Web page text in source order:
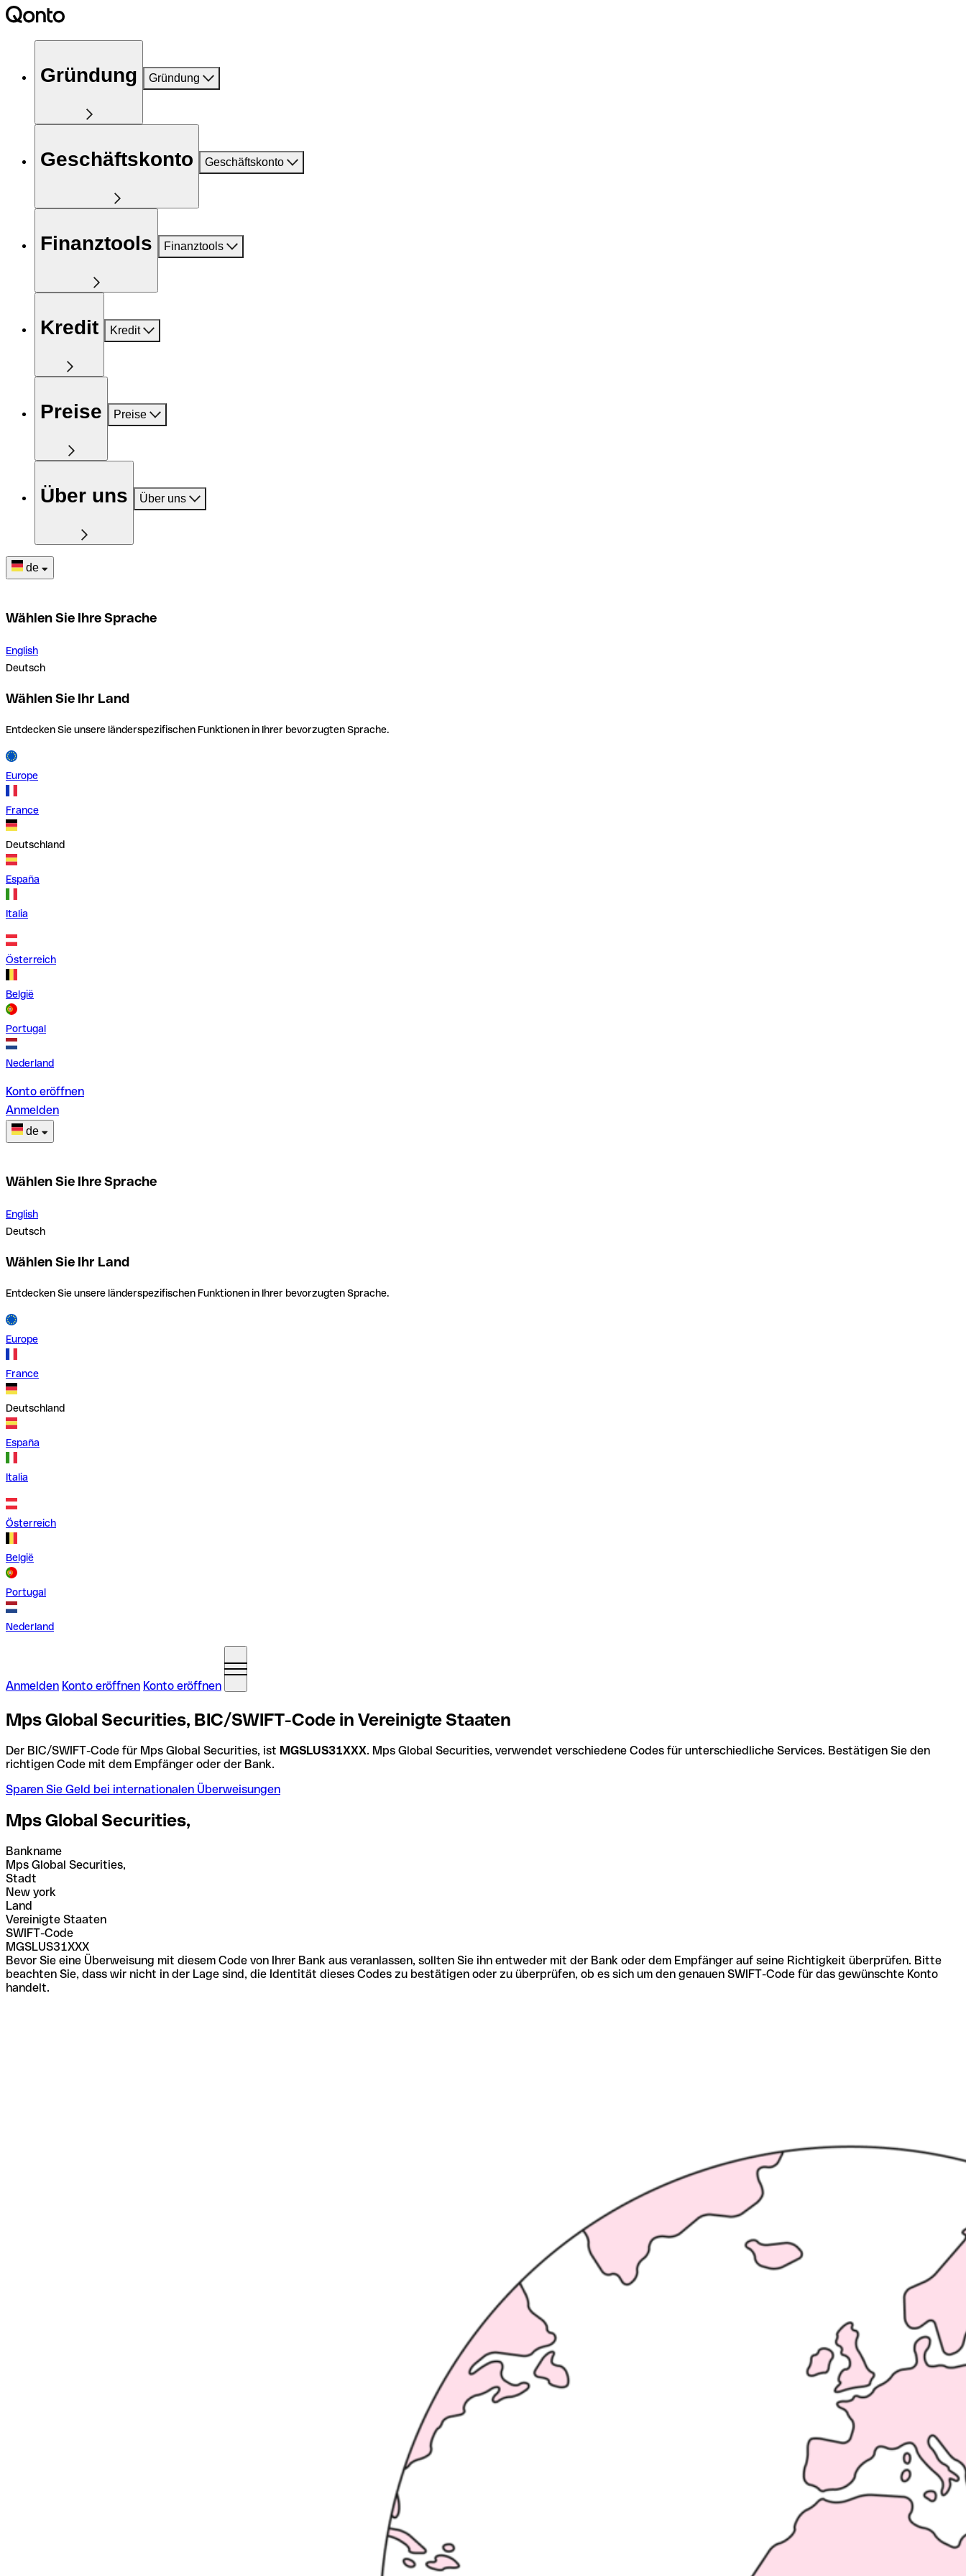
Gründung Gründung
Geschäftskonto Geschäftskonto
Finanztools Finanztools
Kredit Kredit
Preise Preise
Über uns Über uns
de
Wählen Sie Ihre Sprache
English
Deutsch
Wählen Sie Ihr Land
Entdecken Sie unsere länderspezifischen Funktionen in Ihrer bevorzugten Sprache.
Europe
France
Deutschland
España
Italia
Österreich
België
Portugal
Nederland
Konto eröffnen
Anmelden
de
Wählen Sie Ihre Sprache
English
Deutsch
Wählen Sie Ihr Land
Entdecken Sie unsere länderspezifischen Funktionen in Ihrer bevorzugten Sprache.
Europe
France
Deutschland
España
Italia
Österreich
België
Portugal
Nederland
Anmelden Konto eröffnen Konto eröffnen
Mps Global Securities, BIC/SWIFT-Code in Vereinigte Staaten
Der BIC/SWIFT-Code für Mps Global Securities, ist MGSLUS31XXX. Mps Global Securities, verwendet verschiedene Codes für unterschiedliche Services. Bestätigen Sie den
richtigen Code mit dem Empfänger oder der Bank.
Sparen Sie Geld bei internationalen Überweisungen
Mps Global Securities,
Bankname
Mps Global Securities,
Stadt
New york
Land
Vereinigte Staaten
SWIFT-Code
MGSLUS31XXX
Bevor Sie eine Überweisung mit diesem Code von Ihrer Bank aus veranlassen, sollten Sie ihn entweder mit der Bank oder dem Empfänger auf seine Richtigkeit überprüfen. Bitte
beachten Sie, dass wir nicht in der Lage sind, die Identität dieses Codes zu bestätigen oder zu überprüfen, ob es sich um den genauen SWIFT-Code für das gewünschte Konto
handelt.